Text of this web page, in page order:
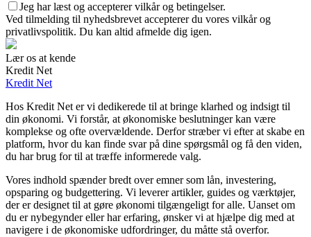
Jeg har læst og accepterer vilkår og betingelser.
Ved tilmelding til nyhedsbrevet accepterer du vores vilkår og
privatlivspolitik. Du kan altid afmelde dig igen.
Lær os at kende
Kredit Net
Kredit Net
Hos Kredit Net er vi dedikerede til at bringe klarhed og indsigt til
din økonomi. Vi forstår, at økonomiske beslutninger kan være
komplekse og ofte overvældende. Derfor stræber vi efter at skabe en
platform, hvor du kan finde svar på dine spørgsmål og få den viden,
du har brug for til at træffe informerede valg.
Vores indhold spænder bredt over emner som lån, investering,
opsparing og budgettering. Vi leverer artikler, guides og værktøjer,
der er designet til at gøre økonomi tilgængeligt for alle. Uanset om
du er nybegynder eller har erfaring, ønsker vi at hjælpe dig med at
navigere i de økonomiske udfordringer, du måtte stå overfor.